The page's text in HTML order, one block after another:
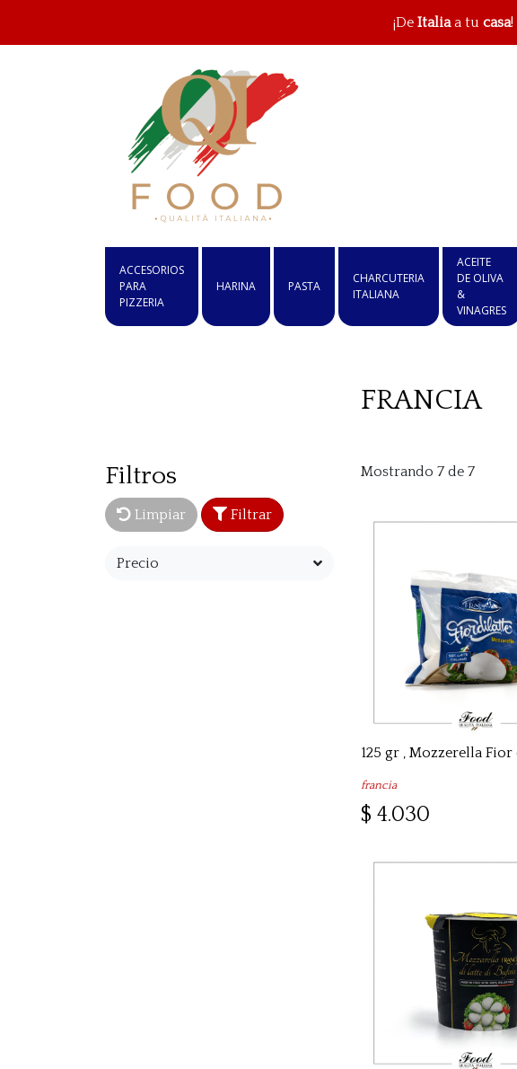
¡De Italiaa tu casa
ACCESORIOS
PARA
PIZZERIA
HARINA PASTA
CHARCUTERIA
ITALIANA
ACEITE
DE OLIVA
&
VINAGRES
FRANCIA
Filtros
Limpiar Filtrar
Precio
Mostrando 7 de 7
125 gr , Mozzerella
francia
$ 4.030